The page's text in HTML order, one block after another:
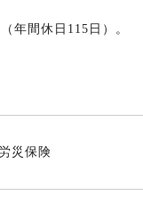
年間休日115日）。
災保険